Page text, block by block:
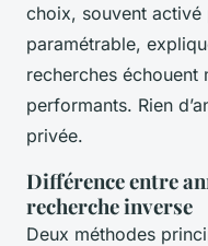
choix, souvent
paramétrable,
recherches échouent
performants. Rien
privée.
Différence entre
recherche inverse
Deux méthodes